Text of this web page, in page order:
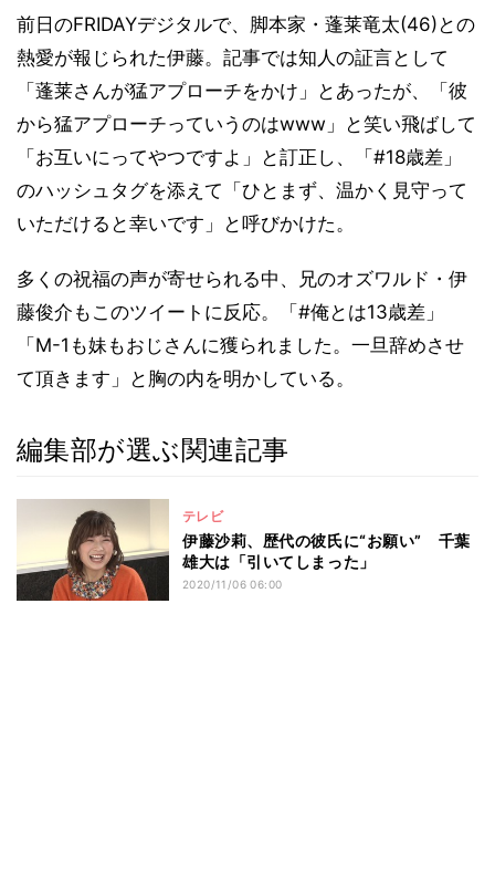
前日のFRIDAYデジタルで、脚本家・蓬莱竜太(46)との
熱愛が報じられた伊藤。記事では知人の証言として
「蓬莱さんが猛アプローチをかけ」とあったが、「彼
から猛アプローチっていうのはwww」と笑い飛ばして
「お互いにってやつですよ」と訂正し、「#18歳差」
のハッシュタグを添えて「ひとまず、温かく見守って
いただけると幸いです」と呼びかけた。
多くの祝福の声が寄せられる中、兄のオズワルド・伊
藤俊介もこのツイートに反応。「#俺とは13歳差」
「M-1も妹もおじさんに獲られました。一旦辞めさせ
て頂きます」と胸の内を明かしている。
編集部が選ぶ関連記事
テレビ
伊藤沙莉、歴代の彼氏に“お願い” 千葉
雄大は「引いてしまった」
2020/11/06 06:00